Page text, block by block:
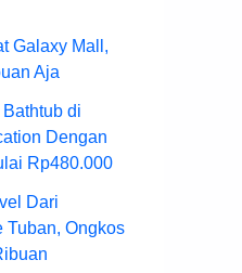
Galaxy Mall,
Aja
di
Dengan
Rp480.000
Dari
Tuban, Ongkos